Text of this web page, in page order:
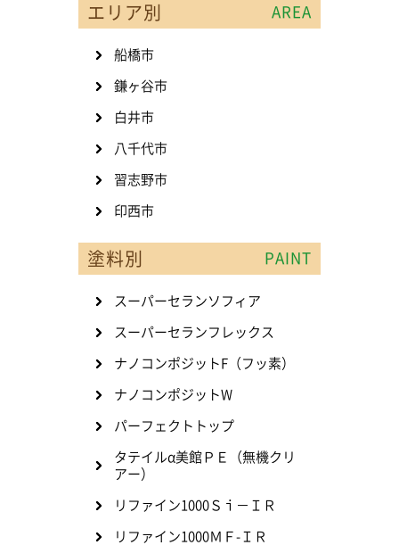
エリア別 AREA
船橋市
鎌ヶ谷市
白井市
八千代市
習志野市
印西市
塗料別 PAINT
スーパーセランソフィア
スーパーセランフレックス
ナノコンポジットF（フッ素）
ナノコンポジットW
パーフェクトトップ
タテイルα美館ＰＥ（無機クリ
アー）
リファイン1000Ｓｉ－ＩＲ
リファイン1000ＭＦ-ＩＲ